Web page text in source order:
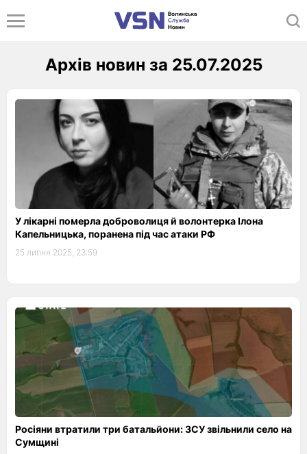
Архів новин за 25.07.2025
У лікарні померла доброволиця й волонтерка Ілона
Капельницька, поранена під час атаки РФ
25 липня 2025, 23:59
Росіяни втратили три батальйони: ЗСУ звільнили село на
Сумщині